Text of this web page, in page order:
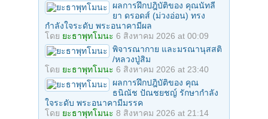
ผลการฝึกปฎิบัติของ คุณนัทลี
ยา ดรอดส์ (ม่วงอ่อน) ทรง
กำลังใจระดับ พระอนาคามีผล
โดย ยะธาพุทโมนะ 6 สิงหาคม 2026 at 00:09
พิจารณากาย และมรณานุสสติ
/หลวงปู่สิม
โดย ยะธาพุทโมนะ 6 สิงหาคม 2026 at 23:40
ผลการฝึกปฎิบัติของ คุณ
ธนิณัช ปัณชยชญ์ รักษากำลัง
ใจระดับ พระอนาคามีมรรค
โดย ยะธาพุทโมนะ 8 สิงหาคม 2026 at 21:14